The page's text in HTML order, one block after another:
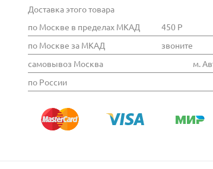
Доставка этого товара
по Москве в пределах МКАД
450 Р
по Москве за МКАД
звоните
самовывоз Москва
м.
по России